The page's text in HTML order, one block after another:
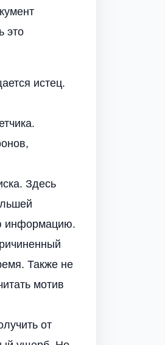
это
истец.
Здесь
информацию.
Также не
мотив
от